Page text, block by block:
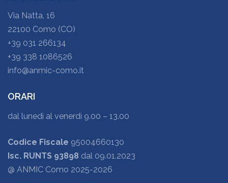
Via Natta, 16
22100 Como (CO)
+39 031 266134
+39 338 1086526
info@anmic-como.it
ORARI
dal lunedì al venerdì 9.00 – 13.00
Codice Fiscale 95004660130
Isc. RUNTS 93898 dal 09.01.2023
@ ANMIC Como 2025-2026